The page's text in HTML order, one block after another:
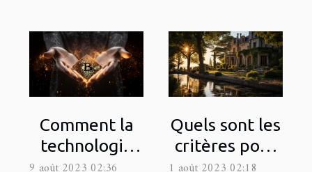
Comment la
technologie
blockchain
Quels sont les
critères pour
être éligible à